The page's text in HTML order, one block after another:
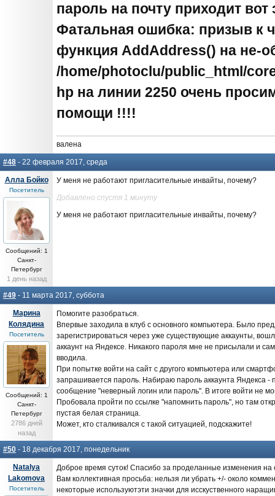
пароль на почту приходит вот
Фатальная ошибка: призыв к
функция AddAddress() на не-
/home/photoclu/public_html/
hp на линии 2250 очень
помощи !!!!
валена
#48 - 22 февраля 2017, среда
Алла Бойко
Посетитель
Сообщений: 1
Санкт-
Петербург
1 день назад
У меня не работают пригласительные инвайты, почему?
Добавлено спустя 1 минуту
У меня не работают пригласительные инвайты, почему?
#49 - 11 марта 2017, суббота
Марина
Колядина
Посетитель
Сообщений: 1
Санкт-
Петербург
2786 дней
назад
Помогите разобраться.
Впервые заходила в клуб с основного компьютера. Было
зарегистрироваться через уже существующие аккаунты,
аккаунт на Яндексе. Никакого пароля мне не присылали и
вводила.
При попытке войти на сайт с другого компьютера или
запрашивается пароль. Набираю пароль аккаунта Яндекса -
сообщение "неверный логин или пароль". В итоге войти не
Пробовала пройти по ссылке "напомнить пароль", но там
пустая белая страница.
Может, кто сталкивался с такой ситуацией, подскажите!
#50 - 18 декабря 2017, понедельник
Natalya
Lakomova
Посетитель
Доброе время суток! Спасибо за проделанные изменения на
Вам коллективная просьба: нельзя ли убрать +/- около
некоторые используютэти значки для исскуственного